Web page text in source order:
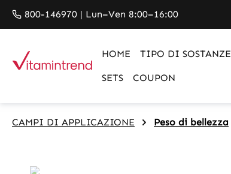
Skip to main navigation
800-146970 | Lun–Ven 8:00–16:00
HOME TIPO DI SOSTANZE
SETS COUPON
CAMPI DI APPLICAZIONE Peso di bellezza